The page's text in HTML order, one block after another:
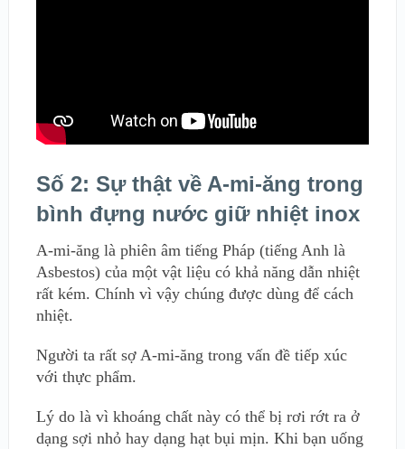
Số 2: Sự thật về A-mi-ăng trong
bình đựng nước giữ nhiệt inox
A-mi-ăng là phiên âm tiếng Pháp (tiếng Anh là
Asbestos) của một vật liệu có khả năng dẫn nhiệt
rất kém. Chính vì vậy chúng được dùng để cách
nhiệt.
Người ta rất sợ A-mi-ăng trong vấn đề tiếp xúc
với thực phẩm.
Lý do là vì khoáng chất này có thể bị rơi rớt ra ở
dạng sợi nhỏ hay dạng hạt bụi mịn. Khi bạn uống